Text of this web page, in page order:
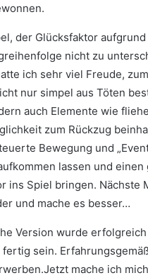
der Glücksfaktor aufgrund
nicht zu
ich sehr viel Freude,
nur simpel aus Töten
auch Elemente wie
zum Rückzug
Bewegung und
lassen und
ins Spiel bringen. Nächste
und mache es besser…
Version wurde
sein.
mache ich